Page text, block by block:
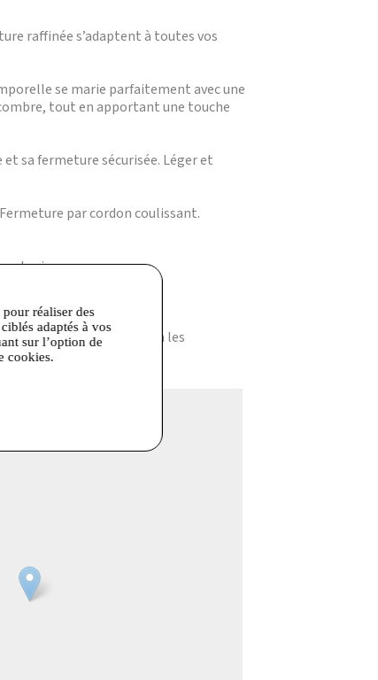
raffinée s’adaptent à toutes vos
se marie parfaitement avec une
tout en apportant une touche
sa fermeture sécurisée. Léger et
par cordon coulissant.
les jours.
ou un carnet A5.
produit peut varier selon les
réaliser des
adaptés à vos
sur l’option de
cookies.